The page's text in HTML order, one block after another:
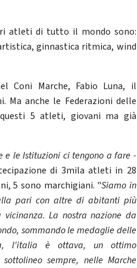
atleti di tutto il mondo sono:
ginnastica ritmica, wind
Coni Marche, Fabio Luna, il
Ma anche le Federazioni delle
5 atleti, giovani ma già
e le Istituzioni ci tengono a fare -
di 3mila atleti in 28
5 sono marchigiani. "Siamo in
pari con altre di abitanti più
La nostra nazione da
sommando le medaglie delle
l'italia è ottava, un ottimo
sempre, nelle Marche